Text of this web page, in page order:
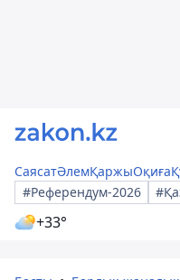
СаясатӘлемҚаржыОқиға
#Референдум-2026
+33°